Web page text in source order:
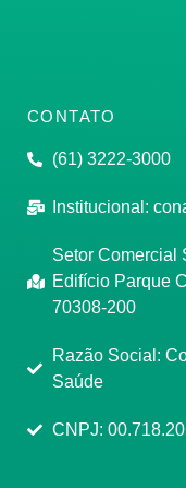
CONTATO
(61) 3222-3000
Institucional:
Setor Comercial
Edifício Parque
70308-200
Razão Social:
Saúde
CNPJ: